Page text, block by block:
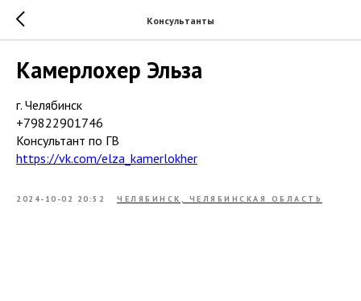
Консультанты
Камерлохер Эльза
г. Челябинск
+79822901746
Консультант по ГВ
https://vk.com/elza_kamerlokher
2024-10-02 20:52 ЧЕЛЯБИНСК, ЧЕЛЯБИНСКАЯ ОБЛАСТЬ